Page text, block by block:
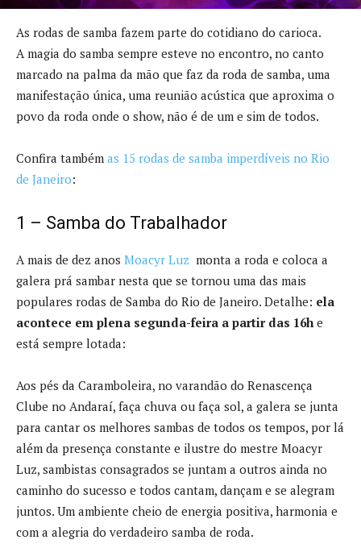
As rodas de samba fazem parte do cotidiano do carioca.
A magia do samba sempre esteve no encontro, no canto
marcado na palma da mão que faz da roda de samba, uma
manifestação única, uma reunião acústica que aproxima o
povo da roda onde o show, não é de um e sim de todos.
Confira também as 15 rodas de samba imperdíveis no Rio
de Janeiro:
1 – Samba do Trabalhador
A mais de dez anos Moacyr Luz monta a roda e coloca a
galera prá sambar nesta que se tornou uma das mais
populares rodas de Samba do Rio de Janeiro. Detalhe: ela
acontece em plena segunda-feira a partir das 16he
está sempre lotada:
Aos pés da Caramboleira, no varandão do Renascença
Clube no Andaraí, faça chuva ou faça sol, a galera se junta
para cantar os melhores sambas de todos os tempos, por lá
além da presença constante e ilustre do mestre Moacyr
Luz, sambistas consagrados se juntam a outros ainda no
caminho do sucesso e todos cantam, dançam e se alegram
juntos. Um ambiente cheio de energia positiva, harmonia e
com a alegria do verdadeiro samba de roda.